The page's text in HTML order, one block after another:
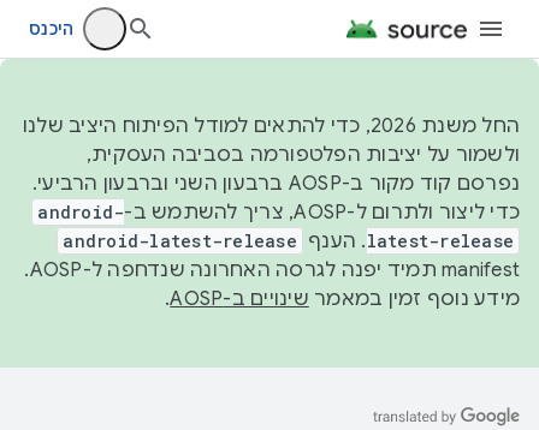
היכנס
החל משנת 2026, כדי להתאים למודל הפיתוח היציב שלנו
ולשמור על יציבות הפלטפורמה בסביבה העסקית,
נפרסם קוד מקור ב-AOSP ברבעון השני וברבעון הרביעי.
כדי ליצור ולתרום ל-AOSP, צריך להשתמש ב-
android-
latest-release. הענף android-latest-release
manifest תמיד יפנה לגרסה האחרונה שנדחפה ל-AOSP.
מידע נוסף זמין במאמר שינויים ב-AOSP .